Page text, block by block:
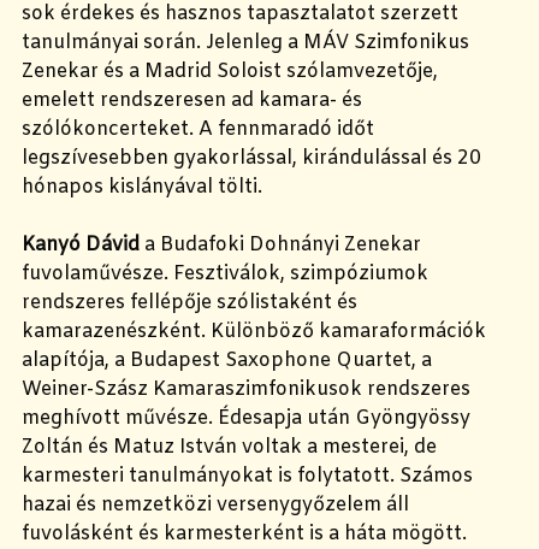
sok érdekes és hasznos tapasztalatot szerzett
tanulmányai során. Jelenleg a MÁV Szimfonikus
Zenekar és a Madrid Soloist szólamvezetője,
emelett rendszeresen ad kamara- és
szólókoncerteket. A fennmaradó időt
legszívesebben gyakorlással, kirándulással és 20
hónapos kislányával tölti.
Kanyó Dávid a Budafoki Dohnányi Zenekar
fuvolaművésze. Fesztiválok, szimpóziumok
rendszeres fellépője szólistaként és
kamarazenészként. Különböző kamaraformációk
alapítója, a Budapest Saxophone Quartet, a
Weiner-Szász Kamaraszimfonikusok rendszeres
meghívott művésze. Édesapja után Gyöngyössy
Zoltán és Matuz István voltak a mesterei, de
karmesteri tanulmányokat is folytatott. Számos
hazai és nemzetközi versenygyőzelem áll
fuvolásként és karmesterként is a háta mögött.